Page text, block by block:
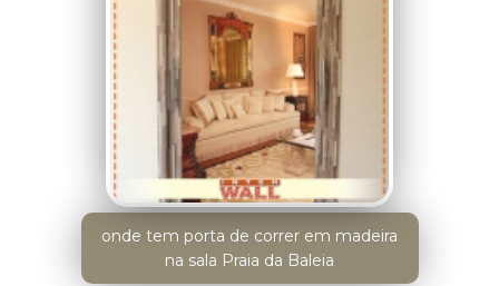
onde tem porta de correr em madeira
na sala Praia da Baleia